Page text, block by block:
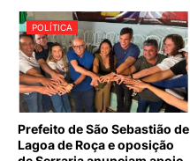
POLÍTICA
Prefeito de São Sebastião de
Lagoa de Roça e oposição